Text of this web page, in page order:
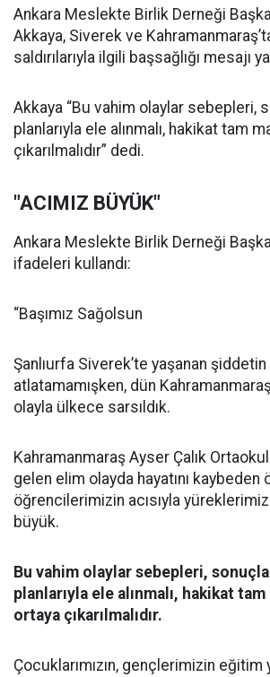
Ankara Meslekte Birlik Derneği
Akkaya, Siverek ve
saldırılarıyla ilgili başsağlığı mesajı
Akkaya “Bu vahim olaylar sebepleri,
planlarıyla ele alınmalı, hakikat tam
çıkarılmalıdır” dedi.
"ACIMIZ BÜYÜK"
Ankara Meslekte Birlik Derneği
ifadeleri kullandı:
“Başımız Sağolsun
Şanlıurfa Siverek’te yaşanan
atlatamamışken, dün
olayla ülkece sarsıldık.
Kahramanmaraş Ayser Çalık
gelen elim olayda hayatını kaybeden
öğrencilerimizin acısıyla yüreklerimiz
büyük.
Bu vahim olaylar sebepleri,
planlarıyla ele alınmalı, hakikat tam
ortaya çıkarılmalıdır.
Çocuklarımızın, gençlerimizin eğitim